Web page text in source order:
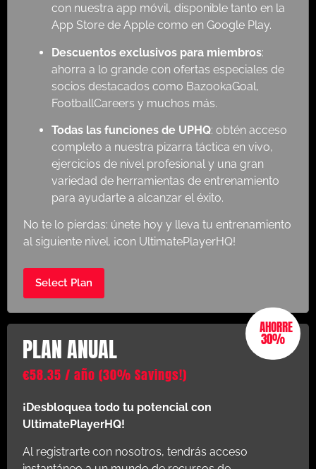
con nuestra app móvil, disponible tanto en la
App Store de Apple como en Google Play.
Descuentos exclusivos para miembros:
ahorra a lo grande con ofertas especiales de
socios destacados como BazookaGoal,
FootballCareers y muchos más.
Todas las funciones de UPHQ: obtén acceso
completo a nuestra pizarra táctica en vivo,
ejercicios de nivel profesional y una gran
variedad de herramientas de entrenamiento
para ayudarte a alcanzar el éxito.
No te lo pierdas: únete hoy y lleva tu entrenamiento
al siguiente nivel. ¡con UltimatePlayerHQ!
Select Plan
AHORRE
30%
PLAN ANUAL
€58.35 / año (30% Savings!)
¡Desbloquea todo tu potencial con
UltimatePlayerHQ!
Al registrarte con nosotros, tendrás acceso